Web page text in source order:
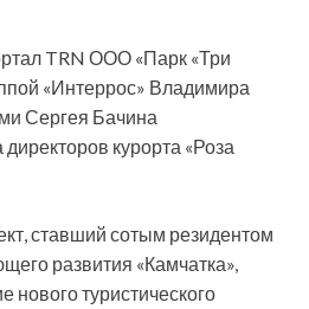
TRN ООО «Парк «Три
«Интеррос» Владимира
Сергея Бачина
курорта «Роза
ставший сотым резидентом
развития «Камчатка»,
нового туристического